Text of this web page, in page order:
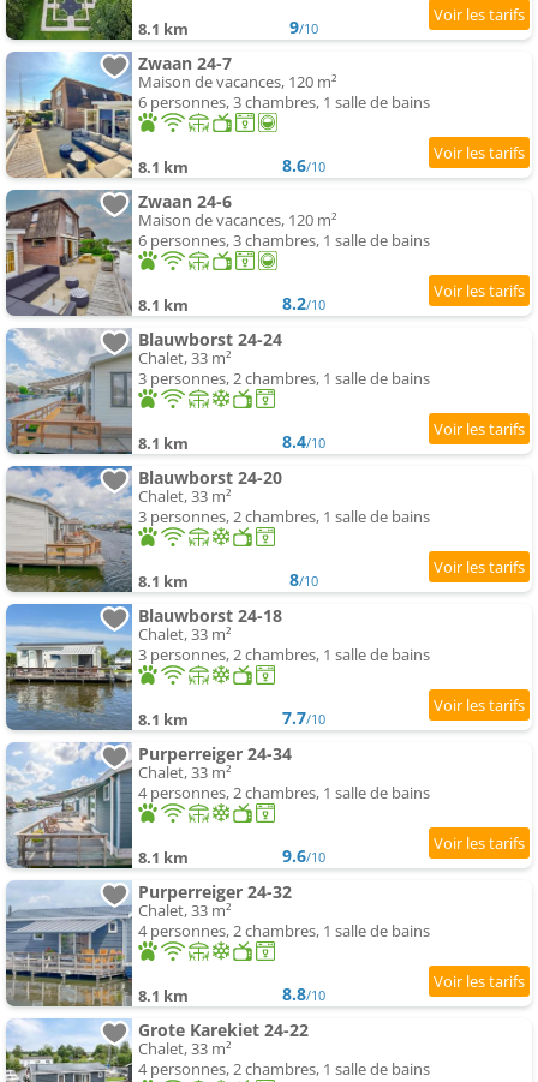
8.1 km 9/10
Zwaan 24-7
Maison de vacances, 120 m²
6 personnes, 3 chambres, 1 salle de bains
8.1 km 8.6/10
Zwaan 24-6
Maison de vacances, 120 m²
6 personnes, 3 chambres, 1 salle de bains
8.1 km 8.2/10
Blauwborst 24-24
Chalet, 33 m²
3 personnes, 2 chambres, 1 salle de bains
8.1 km 8.4/10
Blauwborst 24-20
Chalet, 33 m²
3 personnes, 2 chambres, 1 salle de bains
8.1 km 8/10
Blauwborst 24-18
Chalet, 33 m²
3 personnes, 2 chambres, 1 salle de bains
8.1 km 7.7/10
Purperreiger 24-34
Chalet, 33 m²
4 personnes, 2 chambres, 1 salle de bains
8.1 km 9.6/10
Purperreiger 24-32
Chalet, 33 m²
4 personnes, 2 chambres, 1 salle de bains
8.1 km 8.8/10
Grote Karekiet 24-22
Chalet, 33 m²
4 personnes, 2 chambres, 1 salle de bains